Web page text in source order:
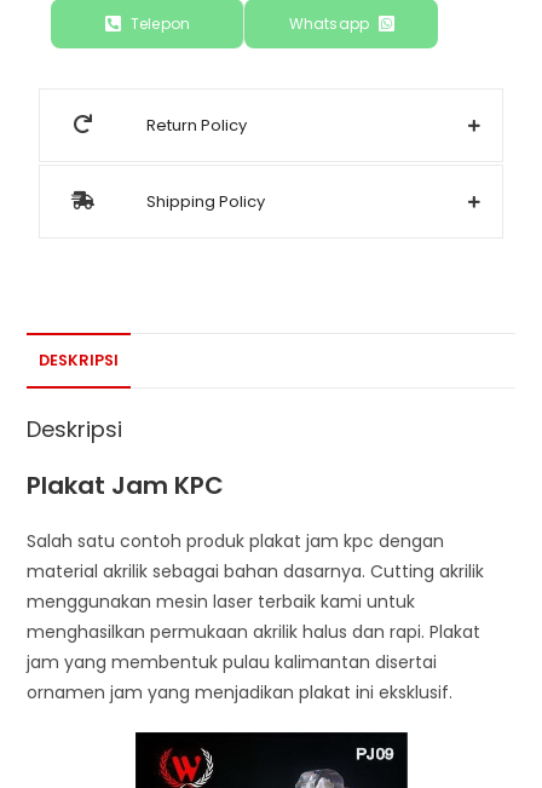
Telepon Whatsapp
Return Policy
Shipping Policy
DESKRIPSI
Deskripsi
Plakat Jam KPC
Salah satu contoh produk plakat jam kpc dengan
material akrilik sebagai bahan dasarnya. Cutting akrilik
menggunakan mesin laser terbaik kami untuk
menghasilkan permukaan akrilik halus dan rapi. Plakat
jam yang membentuk pulau kalimantan disertai
ornamen jam yang menjadikan plakat ini eksklusif.